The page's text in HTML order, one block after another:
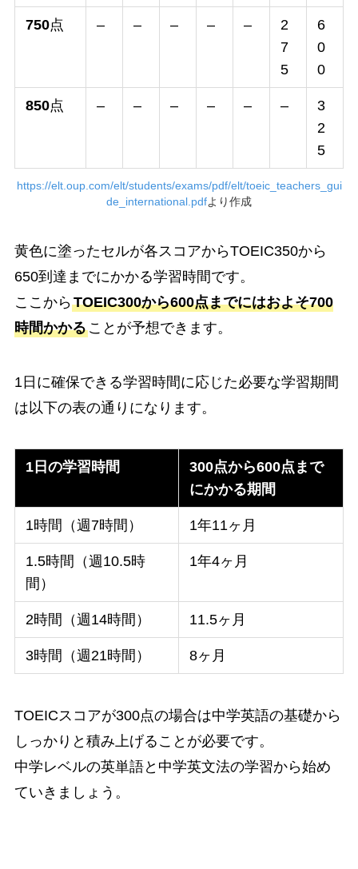
750点 – – – – –
2
7
5
6
0
0
850点 – – – – – –
3
2
5
https://elt.oup.com/elt/students/exams/pdf/elt/toeic_teachers_gui
de_international.pdfより作成
黄色に塗ったセルが各スコアからTOEIC350から
650到達までにかかる学習時間です。
ここからTOEIC300から600点までにはおよそ700
時間かかることが予想できます。
1日に確保できる学習時間に応じた必要な学習期間
は以下の表の通りになります。
1日の学習時間
300点から600点まで
にかかる期間
1時間（週7時間） 1年11ヶ月
1.5時間（週10.5時
間）
1年4ヶ月
2時間（週14時間） 11.5ヶ月
3時間（週21時間） 8ヶ月
TOEICスコアが300点の場合は中学英語の基礎から
しっかりと積み上げることが必要です。
中学レベルの英単語と中学英文法の学習から始め
ていきましょう。